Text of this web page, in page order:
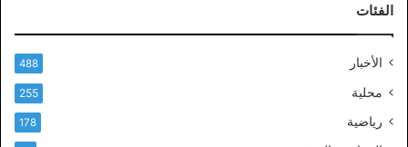
الفئات
الأخبار 488
محلية 255
رياضية 178